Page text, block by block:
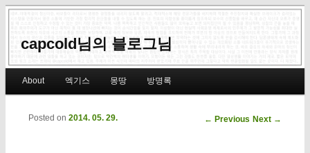
capcold님의 블로그님
Skip to primary content
Skip to secondary content
About 엑기스 몽땅 방명록
Post navigation
← Previous Next →
Posted on 2014. 05. 29.